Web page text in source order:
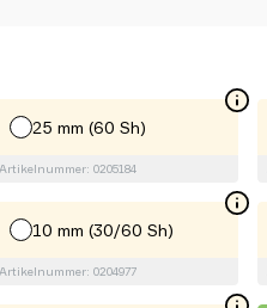
25 mm (60 Sh)
Artikelnummer: 0205184
10 mm (30/60 Sh)
Artikelnummer: 0204977